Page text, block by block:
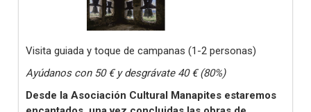
Visita guiada y toque de campanas (1-2 personas)
Ayúdanos con 50 € y desgrávate 40 € (80%)
Desde la Asociación Cultural Manapites estaremos